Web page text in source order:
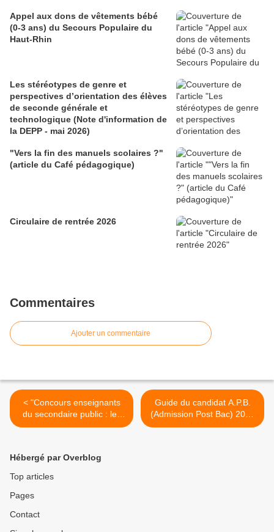
Appel aux dons de vêtements bébé
(0-3 ans) du Secours Populaire du
Haut-Rhin
Les stéréotypes de genre et
perspectives d’orientation des élèves
de seconde générale et
technologique (Note d'information de
la DEPP - mai 2026)
"Vers la fin des manuels scolaires ?"
(article du Café pédagogique)
Circulaire de rentrée 2026
Commentaires
Ajouter un commentaire
< "Concours enseignants
du secondaire public : les
recrutements externes ont
DEPP - juin 2015)
Guide du candidat A.P.B.
(Admission Post Bac) 2015
(ministère) >
Hébergé par Overblog
Top articles
Pages
Contact